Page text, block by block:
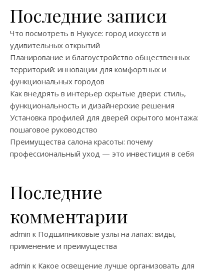
Последние записи
Что посмотреть в Нукусе: город искусств и
удивительных открытий
Планирование и благоустройство общественных
территорий: инновации для комфортных и
функциональных городов
Как внедрять в интерьер скрытые двери: стиль,
функциональность и дизайнерские решения
Установка профилей для дверей скрытого монтажа:
пошаговое руководство
Преимущества салона красоты: почему
профессиональный уход — это инвестиция в себя
Последние
комментарии
admin к Подшипниковые узлы на лапах: виды,
применение и преимущества
admin к Какое освещение лучше организовать для